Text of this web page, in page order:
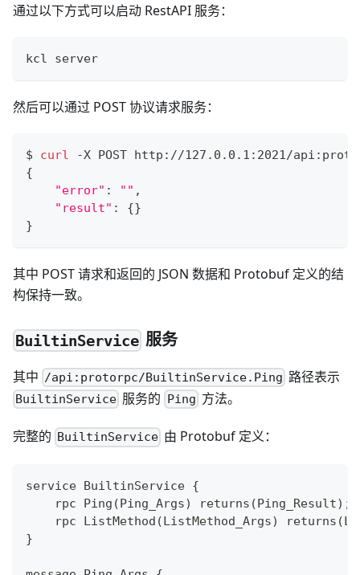
通过以下方式可以启动 RestAPI 服务：
kcl server
然后可以通过 POST 协议请求服务：
$ curl -X POST http://127.0.0.1:2021/
{
"error" : "" ,
"result" : {}
}
其中 POST 请求和返回的 JSON 数据和 Protobuf 定义的结
构保持一致。
BuiltinService 服务
其中 /api:protorpc/BuiltinService.Ping 路径表示
BuiltinService 服务的 Ping 方法。
完整的 BuiltinService 由 Protobuf 定义：
service BuiltinService {
    rpc Ping(Ping_Args) returns(Ping_Result);
rpc ListMethod(ListMethod_Args)
}